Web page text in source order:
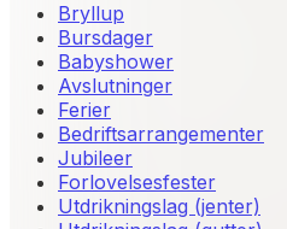
Bryllup
Bursdager
Babyshower
Avslutninger
Ferier
Bedriftsarrangementer
Jubileer
Forlovelsesfester
Utdrikningslag (jenter)